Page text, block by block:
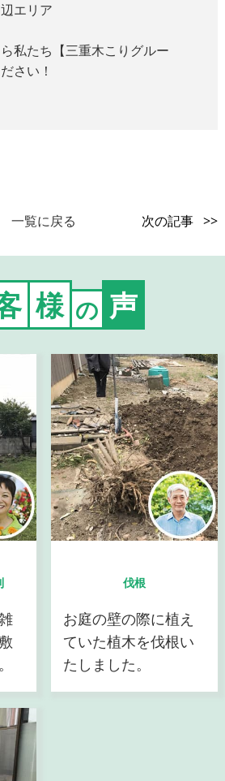
エリア
私たち【三重木こりグルー
さい！
一覧に戻る 次の記事 >>
様 の 声
伐根
お庭の壁の際に植え
ていた植木を伐根い
たしました。